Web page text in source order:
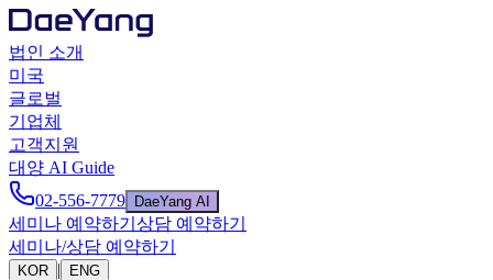
법인 소개
미국
글로벌
기업체
고객지원
대양 AI Guide
02-556-7779
DaeYang AI
세미나 예약하기 상담 예약하기
세미나/상담 예약하기
KOR |
ENG